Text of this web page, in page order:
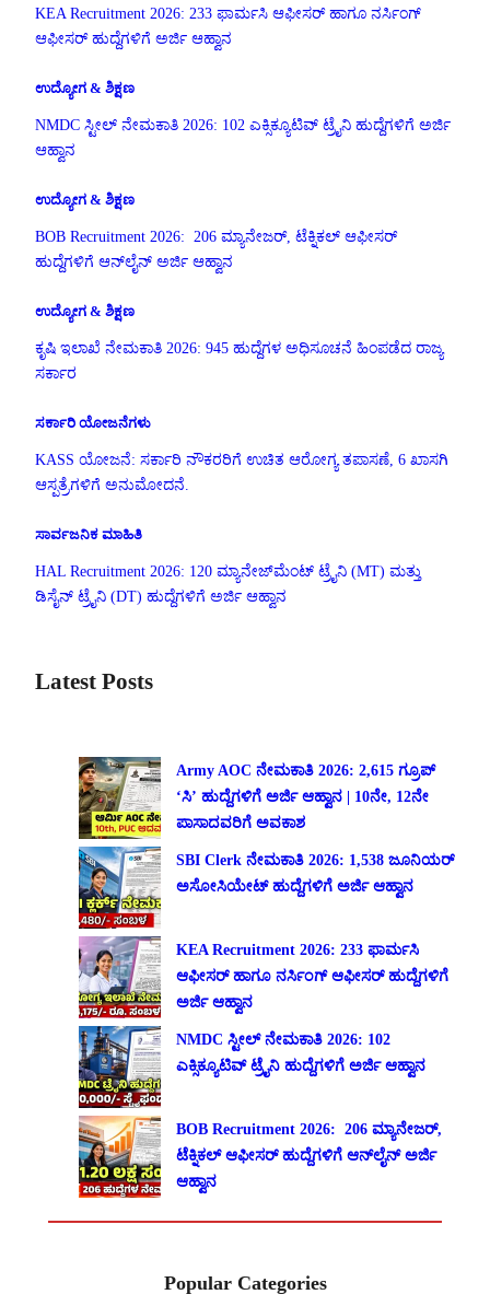
KEA Recruitment 2026: 233 ಫಾರ್ಮಸಿ ಆಫೀಸರ್ ಹಾಗೂ ನರ್ಸಿಂಗ್
ಆಫೀಸರ್ ಹುದ್ದೆಗಳಿಗೆ ಅರ್ಜಿ ಆಹ್ವಾನ
ಉದ್ಯೋಗ & ಶಿಕ್ಷಣ
NMDC ಸ್ಟೀಲ್ ನೇಮಕಾತಿ 2026: 102 ಎಕ್ಸಿಕ್ಯೂಟಿವ್ ಟ್ರೈನಿ ಹುದ್ದೆಗಳಿಗೆ ಅರ್ಜಿ
ಆಹ್ವಾನ
ಉದ್ಯೋಗ & ಶಿಕ್ಷಣ
BOB Recruitment 2026: 206 ಮ್ಯಾನೇಜರ್, ಟೆಕ್ನಿಕಲ್ ಆಫೀಸರ್
ಹುದ್ದೆಗಳಿಗೆ ಆನ್‌ಲೈನ್ ಅರ್ಜಿ ಆಹ್ವಾನ
ಉದ್ಯೋಗ & ಶಿಕ್ಷಣ
ಕೃಷಿ ಇಲಾಖೆ ನೇಮಕಾತಿ 2026: 945 ಹುದ್ದೆಗಳ ಅಧಿಸೂಚನೆ ಹಿಂಪಡೆದ ರಾಜ್ಯ
ಸರ್ಕಾರ
ಸರ್ಕಾರಿ ಯೋಜನೆಗಳು
KASS ಯೋಜನೆ: ಸರ್ಕಾರಿ ನೌಕರರಿಗೆ ಉಚಿತ ಆರೋಗ್ಯ ತಪಾಸಣೆ, 6 ಖಾಸಗಿ
ಆಸ್ಪತ್ರೆಗಳಿಗೆ ಅನುಮೋದನೆ.
ಸಾರ್ವಜನಿಕ ಮಾಹಿತಿ
HAL Recruitment 2026: 120 ಮ್ಯಾನೇಜ್‌ಮೆಂಟ್ ಟ್ರೈನಿ (MT) ಮತ್ತು
ಡಿಸೈನ್ ಟ್ರೈನಿ (DT) ಹುದ್ದೆಗಳಿಗೆ ಅರ್ಜಿ ಆಹ್ವಾನ
Latest Posts
Army AOC ನೇಮಕಾತಿ 2026: 2,615 ಗ್ರೂಪ್
‘ಸಿ’ ಹುದ್ದೆಗಳಿಗೆ ಅರ್ಜಿ ಆಹ್ವಾನ | 10ನೇ, 12ನೇ
ಪಾಸಾದವರಿಗೆ ಅವಕಾಶ
SBI Clerk ನೇಮಕಾತಿ 2026: 1,538 ಜೂನಿಯರ್
ಅಸೋಸಿಯೇಟ್ ಹುದ್ದೆಗಳಿಗೆ ಅರ್ಜಿ ಆಹ್ವಾನ
KEA Recruitment 2026: 233 ಫಾರ್ಮಸಿ
ಆಫೀಸರ್ ಹಾಗೂ ನರ್ಸಿಂಗ್ ಆಫೀಸರ್ ಹುದ್ದೆಗಳಿಗೆ
ಅರ್ಜಿ ಆಹ್ವಾನ
NMDC ಸ್ಟೀಲ್ ನೇಮಕಾತಿ 2026: 102
ಎಕ್ಸಿಕ್ಯೂಟಿವ್ ಟ್ರೈನಿ ಹುದ್ದೆಗಳಿಗೆ ಅರ್ಜಿ ಆಹ್ವಾನ
BOB Recruitment 2026: 206 ಮ್ಯಾನೇಜರ್,
ಟೆಕ್ನಿಕಲ್ ಆಫೀಸರ್ ಹುದ್ದೆಗಳಿಗೆ ಆನ್‌ಲೈನ್ ಅರ್ಜಿ
ಆಹ್ವಾನ
Popular Categories